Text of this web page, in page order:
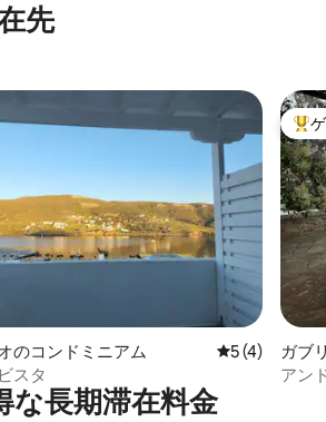
先
星中5つ星の平均評価
のコンドミニアム レビュー4件
5 (4)
スタ
大
ガブ
アン
な長⁠期⁠滞⁠在料⁠金